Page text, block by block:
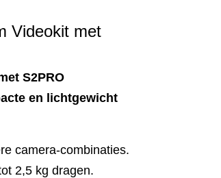
Videokit met
S2PRO
en lichtgewicht
camera-combinaties.
2,5 kg dragen.